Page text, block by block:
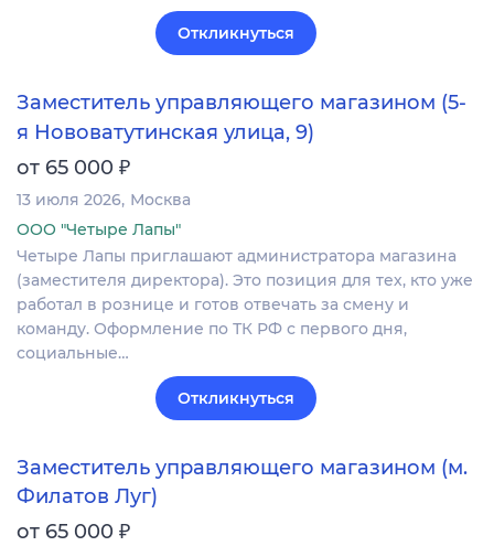
Откликнуться
Заместитель управляющего магазином (5-
я Нововатутинская улица, 9)
от 65 000 ₽
13 июля 2026 Москва
ООО "Четыре Лапы"
Четыре Лапы приглашают администратора магазина
(заместителя директора). Это позиция для тех, кто уже
работал в рознице и готов отвечать за смену и
команду. Оформление по ТК РФ с первого дня,
социальные…
Откликнуться
Заместитель управляющего магазином (м.
Филатов Луг)
от 65 000 ₽